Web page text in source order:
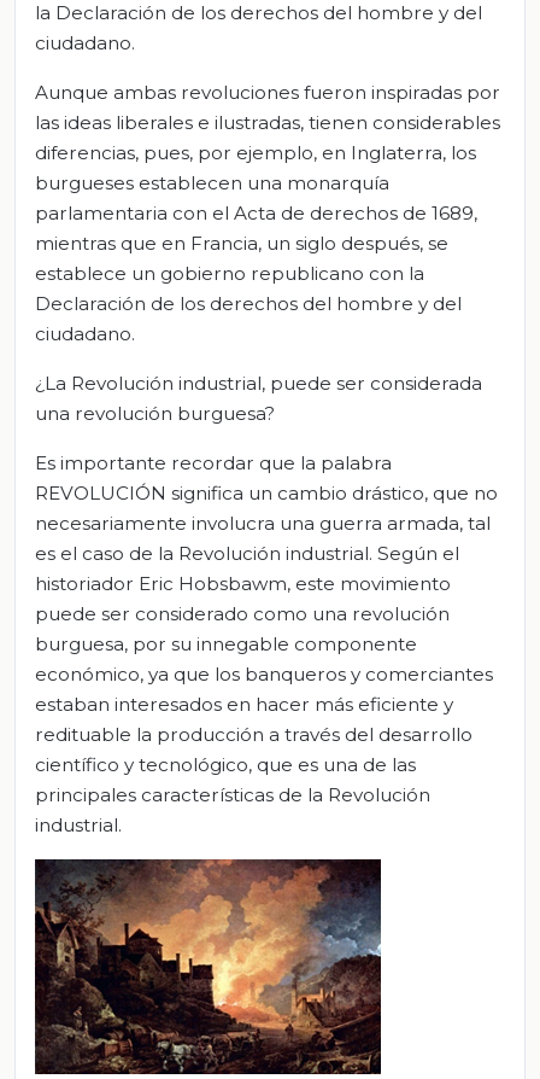
la Declaración de los derechos del hombre y del
ciudadano.
Aunque ambas revoluciones fueron inspiradas por
las ideas liberales e ilustradas, tienen considerables
diferencias, pues, por ejemplo, en Inglaterra, los
burgueses establecen una monarquía
parlamentaria con el Acta de derechos de 1689,
mientras que en Francia, un siglo después, se
establece un gobierno republicano con la
Declaración de los derechos del hombre y del
ciudadano.
¿La Revolución industrial, puede ser considerada
una revolución burguesa?
Es importante recordar que la palabra
REVOLUCIÓN significa un cambio drástico, que no
necesariamente involucra una guerra armada, tal
es el caso de la Revolución industrial. Según el
historiador Eric Hobsbawm, este movimiento
puede ser considerado como una revolución
burguesa, por su innegable componente
económico, ya que los banqueros y comerciantes
estaban interesados en hacer más eficiente y
redituable la producción a través del desarrollo
científico y tecnológico, que es una de las
principales características de la Revolución
industrial.